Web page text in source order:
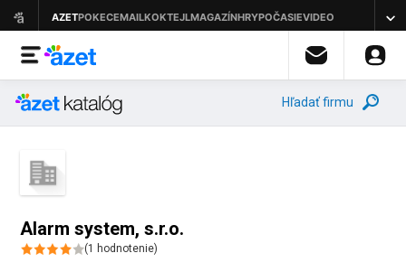
Hľadať firmu
Alarm system, s.r.o.
(1 hodnotenie)